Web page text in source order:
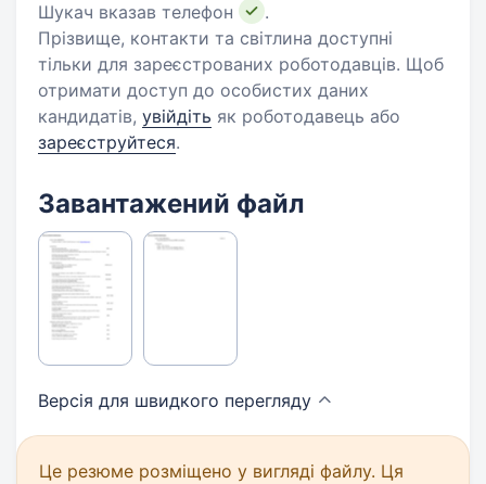
Шукач вказав телефон
.
Прізвище, контакти та світлина доступні
тільки для зареєстрованих роботодавців. Щоб
отримати доступ до особистих даних
кандидатів, увійдіть як роботодавець або
зареєструйтеся.
Завантажений файл
Версія для швидкого перегляду
Це резюме розміщено у вигляді файлу. Ця